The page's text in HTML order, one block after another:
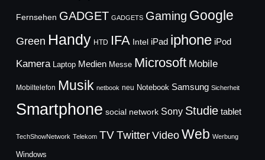
Fernsehen GADGET GADGETS Gaming Google
Green Handy HTD IFA Intel iPad iphone iPod
Kamera Laptop Medien Messe Microsoft Mobile
Mobiltelefon Musik netbook neu Notebook Samsung Sicherheit
Smartphone social network Sony Studie tablet
TechShowNetwork Telekom TVTwitter Video Web Werbung
Windows